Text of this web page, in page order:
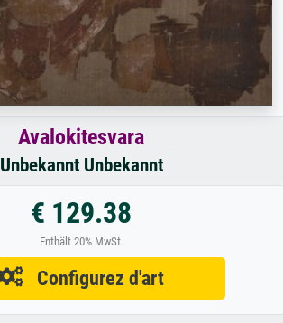
Avalokitesvara
Unbekannt Unbekannt
€ 129.38
Enthält 20% MwSt.
Configurez d'art